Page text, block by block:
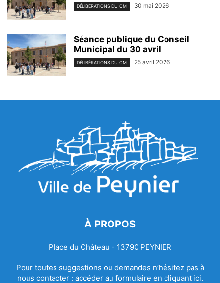
DÉLIBÉRATIONS DU CM 30 mai 2026
Séance publique du Conseil
Municipal du 30 avril
DÉLIBÉRATIONS DU CM 25 avril 2026
À PROPOS
Place du Château - 13790 PEYNIER
Pour toutes suggestions ou demandes n’hésitez pas à
nous contacter : accéder au formulaire en cliquant ici.